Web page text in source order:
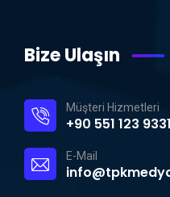
Bize Ulaşın
Müşteri Hizmetleri
+90 551 123 9331
E-Mail